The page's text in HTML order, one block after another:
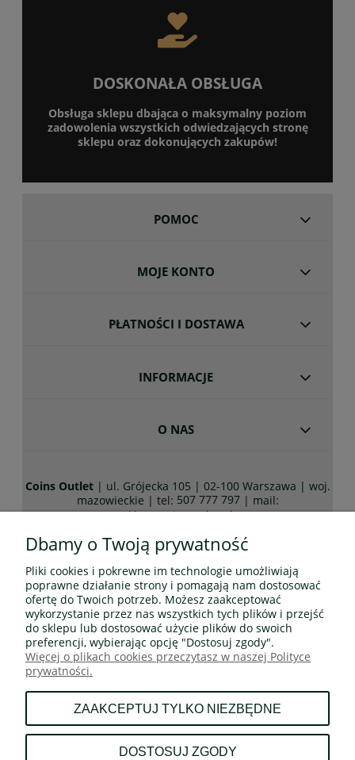
DOSKONAŁA OBSŁUGA
Obsługa sklepu dbająca o maksymalny poziom
zadowolenia wszystkich odwiedzających stronę
sklepu oraz dokonujących zakupów!
POMOC
MOJE KONTO
PŁATNOŚCI I DOSTAWA
INFORMACJE
O NAS
Coins Outlet| ul. Grójecka 105 | 02-100 Warszawa | woj.
mazowieckie | tel: 507 777 797| mail:
sklep@coinsoutlet.pl
Wszelkie prawa zastrzeżone! Wszystkie teksty, rysunki,
zdjęcia oraz wszystkie inne informacje opublikowane na
niniejszych stronach podlegają prawom autorskim
CoinsOutlet.pl
Wszelkie kopiowanie, dystrybucja, elektroniczne
przetwarzanie oraz przesyłanie zawartości bez zezwolenia
CoinsOutlet.pl jest zabronione.
Dbamy o Twoją prywatność
Pliki cookies i pokrewne im technologie umożliwiają
poprawne działanie strony i pomagają nam dostosować
ofertę do Twoich potrzeb. Możesz zaakceptować
wykorzystanie przez nas wszystkich tych plików i przejść
do sklepu lub dostosować użycie plików do swoich
preferencji, wybierając opcję "Dostosuj zgody".
Więcej o plikach cookies przeczytasz w naszej Polityce
prywatności.
ZAAKCEPTUJ TYLKO NIEZBĘDNE
DOSTOSUJ ZGODY